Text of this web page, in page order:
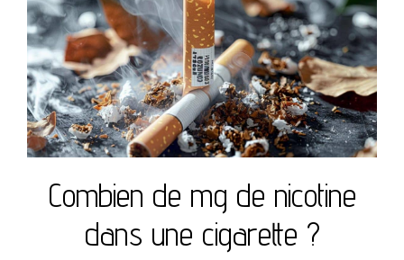
Combien de mg de nicotine
dans une cigarette ?